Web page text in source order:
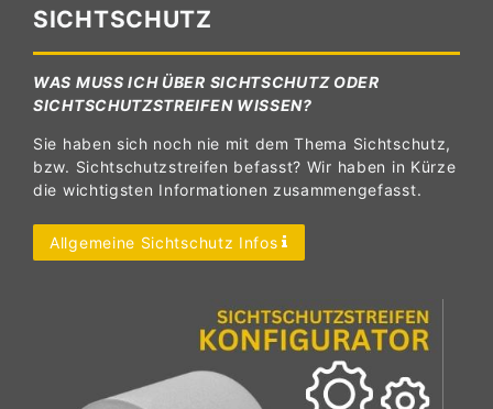
SICHTSCHUTZ
WAS MUSS ICH ÜBER SICHTSCHUTZ ODER
SICHTSCHUTZSTREIFEN WISSEN?
Sie haben sich noch nie mit dem Thema Sichtschutz,
bzw. Sichtschutzstreifen befasst? Wir haben in Kürze
die wichtigsten Informationen zusammengefasst.
Allgemeine Sichtschutz Infos